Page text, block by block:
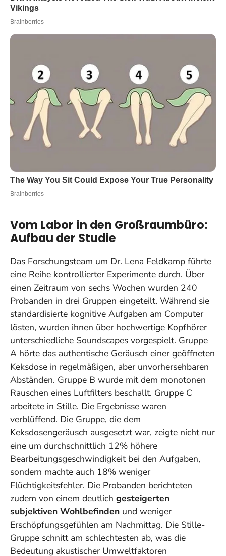
Vom Labor in den Großraumbüro:
Aufbau der Studie
Das Forschungsteam um Dr. Lena Feldkamp führte
eine Reihe kontrollierter Experimente durch. Über
einen Zeitraum von sechs Wochen wurden 240
Probanden in drei Gruppen eingeteilt. Während sie
standardisierte kognitive Aufgaben am Computer
lösten, wurden ihnen über hochwertige Kopfhörer
unterschiedliche Soundscapes vorgespielt. Gruppe
A hörte das authentische Geräusch einer geöffneten
Keksdose in regelmäßigen, aber unvorhersehbaren
Abständen. Gruppe B wurde mit dem monotonen
Rauschen eines Luftfilters beschallt. Gruppe C
arbeitete in Stille. Die Ergebnisse waren
verblüffend. Die Gruppe, die dem
Keksdosengeräusch ausgesetzt war, zeigte nicht nur
eine um durchschnittlich 12% höhere
Bearbeitungsgeschwindigkeit bei den Aufgaben,
sondern machte auch 18% weniger
Flüchtigkeitsfehler. Die Probanden berichteten
zudem von einem deutlich gesteigerten
subjektiven Wohlbefinden und weniger
Erschöpfungsgefühlen am Nachmittag. Die Stille-
Gruppe schnitt am schlechtesten ab, was die
Bedeutung akustischer Umweltfaktoren